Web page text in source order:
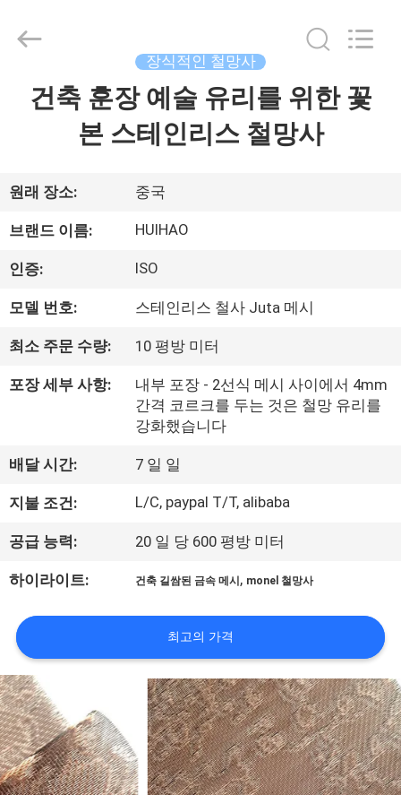
품
우
리
공
장
투
품
질
관
리
2026
Product
Limited.
장식적인 철망사
건축 훈장 예술 유리를 위한 꽃
본 스테인리스 철망사
원래 장소: 중국
브랜드 이름: HUIHAO
인증: ISO
모델 번호: 스테인리스 철사 Juta 메시
최소 주문 수량: 10 평방 미터
포장 세부 사항:
내부 포장 - 2선식 메시 사이에서 4mm
간격 코르크를 두는 것은 철망 유리를
강화했습니다
배달 시간: 7 일 일
지불 조건: L/C, paypal T/T, alibaba
공급 능력: 20 일 당 600 평방 미터
하이라이트: 건축 길쌈된 금속 메시 , monel 철망사
최고의 가격